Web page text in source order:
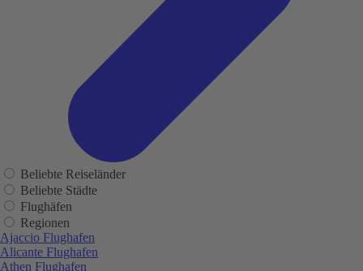
Beliebte Reiseländer
Beliebte Städte
Flughäfen
Regionen
Ajaccio Flughafen
Alicante Flughafen
Athen Flughafen